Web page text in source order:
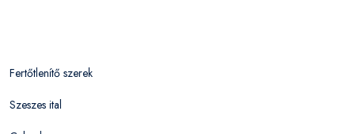
Fertőtlenítő szerek
Szeszes ital